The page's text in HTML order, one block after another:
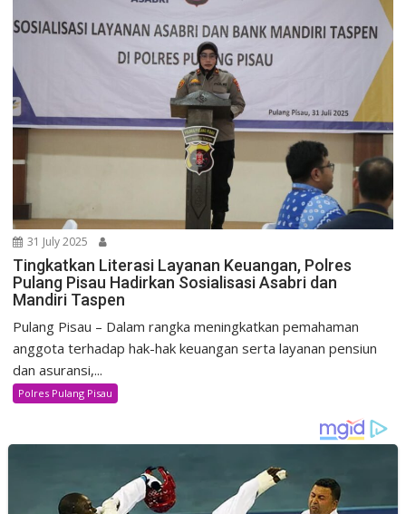
31 July 2025
Tingkatkan Literasi Layanan Keuangan, Polres
Pulang Pisau Hadirkan Sosialisasi Asabri dan
Mandiri Taspen
Pulang Pisau – Dalam rangka meningkatkan pemahaman
anggota terhadap hak-hak keuangan serta layanan pensiun
dan asuransi,...
Polres Pulang Pisau